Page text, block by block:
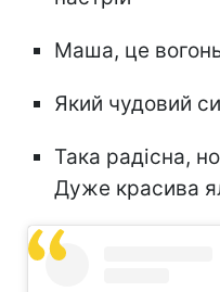
Маша, це
Який чудовий
Така радісна,
Дуже красива